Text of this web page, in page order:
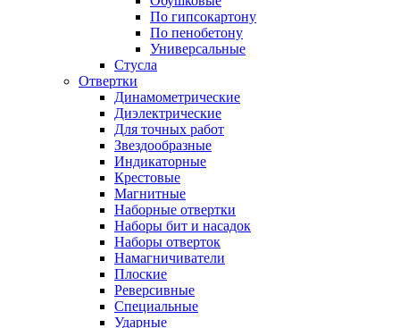
По гипсокартону
По пенобетону
Универсальные
Стусла
Отвертки
Динамометрические
Диэлектрические
Для точных работ
Звездообразные
Индикаторные
Крестовые
Магнитные
Наборные отвертки
Наборы бит и насадок
Наборы отверток
Намагничиватели
Плоские
Реверсивные
Специальные
Ударные